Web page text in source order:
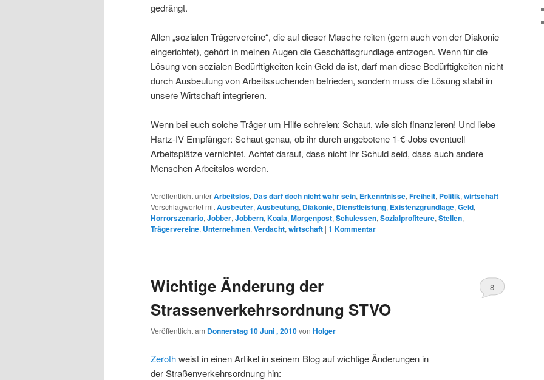
gedrängt.
Allen „sozialen Trägervereine“, die auf dieser Masche reiten (gern auch von der Diakonie
eingerichtet), gehört in meinen Augen die Geschäftsgrundlage entzogen. Wenn für die
Lösung von sozialen Bedürftigkeiten kein Geld da ist, darf man diese Bedürftigkeiten nicht
durch Ausbeutung von Arbeitssuchenden befrieden, sondern muss die Lösung stabil in
unsere Wirtschaft integrieren.
Wenn bei euch solche Träger um Hilfe schreien: Schaut, wie sich finanzieren! Und liebe
Hartz-IV Empfänger: Schaut genau, ob ihr durch angebotene 1-€-Jobs eventuell
Arbeitsplätze vernichtet. Achtet darauf, dass nicht ihr Schuld seid, dass auch andere
Menschen Arbeitslos werden.
Veröffentlicht unterArbeitslos, Das darf doch nicht wahr sein, Erkenntnisse, Freiheit, Politik, wirtschaft |
Verschlagwortet mitAusbeuter, Ausbeutung, Diakonie, Dienstleistung, Existenzgrundlage, Geld,
Horrorszenario, Jobber, Jobbern, Koala, Morgenpost, Schulessen, Sozialprofiteure, Stellen,
Trägervereine, Unternehmen, Verdacht, wirtschaft | 1 Kommentar
Wichtige Änderung der
Strassenverkehrsordnung STVO
Veröffentlicht am Donnerstag 10 Juni , 2010von Holger
8
Zerothweist in einen Artikel in seinem Blog auf wichtige Änderungen in
der Straßenverkehrsordnung hin: